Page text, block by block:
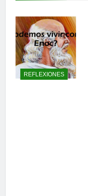
REFLEXIONES